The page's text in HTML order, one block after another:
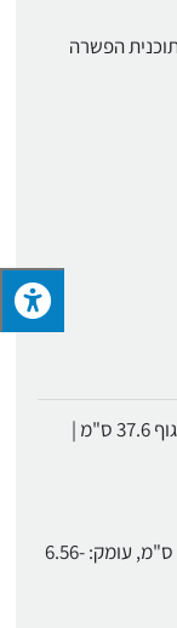
מידות הנישה – רוחב: 55 ס"מ, גו בה: 37-5.36 ס"מ, עומק: 6.56-